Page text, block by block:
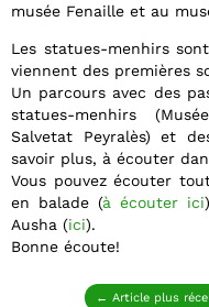
musée Fenaille et au
Les statues-menhirs
viennent des premières
Un parcours avec des
statues-menhirs
Salvetat Peyralès) et
savoir plus, à écouter
Vous pouvez écouter
en balade (à écouter ici
Ausha (ici).
Bonne écoute!
← Article plus